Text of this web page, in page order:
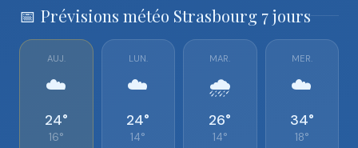
📅 Prévisions météo Strasbourg 7 jours
AUJ.
☁️
24°
16°
LUN.
☁️
24°
14°
MAR.
🌧️
26°
14°
MER.
☁️
34°
18°